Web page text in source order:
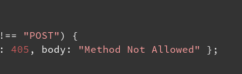
!== "POST" )
{
: 405 , body : "Method Not Allowed"
};